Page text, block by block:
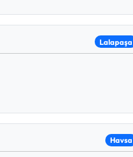
Lalapaşa
Havsa